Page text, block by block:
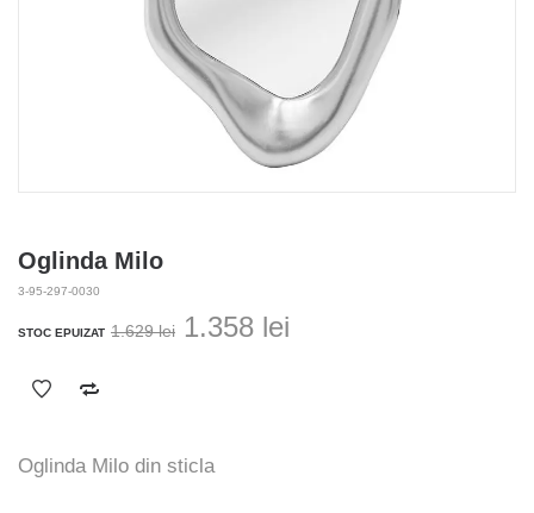
Oglinda Milo
3-95-297-0030
STOC EPUIZAT 1.629lei Prețul
1.358 lei
Oglinda Milo din sticla